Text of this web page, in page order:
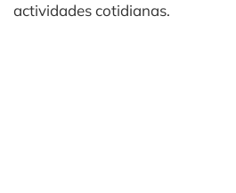
actividades cotidianas.